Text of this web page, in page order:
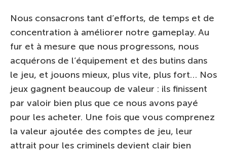
Nous consacrons tant d’efforts, de temps et de
concentration à améliorer notre gameplay. Au
fur et à mesure que nous progressons, nous
acquérons de l’équipement et des butins dans
le jeu, et jouons mieux, plus vite, plus fort… Nos
jeux gagnent beaucoup de valeur : ils finissent
par valoir bien plus que ce nous avons payé
pour les acheter. Une fois que vous comprenez
la valeur ajoutée des comptes de jeu, leur
attrait pour les criminels devient clair bien